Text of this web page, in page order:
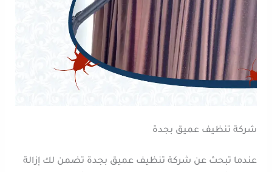
شركة تنظيف عميق بجدة
عندما تبحث عن شركة تنظيف عميق بجدة تضمن لك إزالة